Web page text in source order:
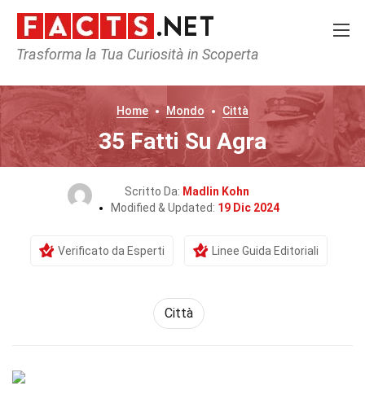
Trasforma la Tua Curiosità in Scoperta
Home Mondo Città
35 Fatti Su Agra
Scritto Da: Madlin Kohn
Modified & Updated: 19 Dic 2024
Verificato da Esperti Linee Guida Editoriali
Città